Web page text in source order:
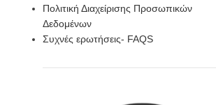
Πολιτική Διαχείρισης Προσωπικών
Δεδομένων
Συχνές ερωτήσεις- FAQS